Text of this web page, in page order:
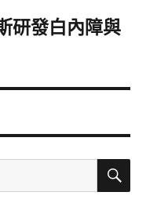
研發白內障與
搜